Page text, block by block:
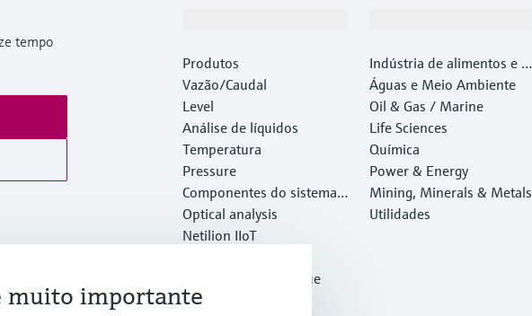
tempo
Produtos
Vazão/Caudal
Level
Análise de líquidos
Temperatura
Pressure
Componentes do sistema e
gerenciadores de dados
Optical analysis
Netilion IIoT
Produtos em destaque
Ferramentas
Indústria de alimentos e b
ebidas
Águas e Meio Ambiente
Oil & Gas / Marine
Life Sciences
Química
Power & Energy
Mining, Minerals & Metals
Utilidades
muito importante